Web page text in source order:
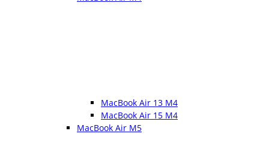
MacBook Air 13 M4
MacBook Air 15 M4
MacBook Air M5